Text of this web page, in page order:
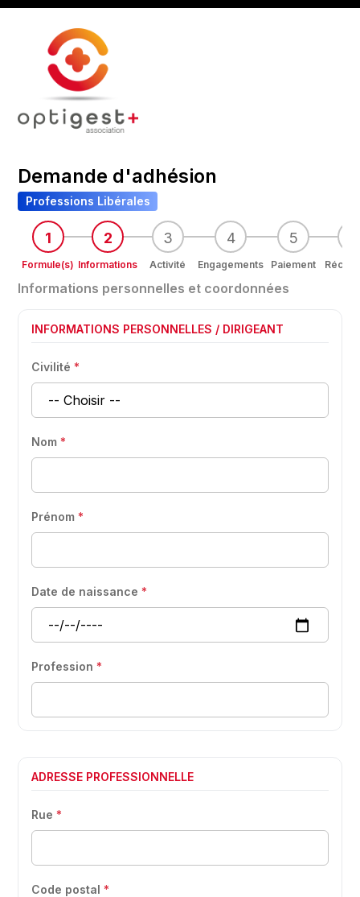
Demande d'adhésion
Professions Libérales
1
Formule(s)
2
Informations
3
Activité
4
Engagements
5
Paiement
Informations personnelles et coordonnées
INFORMATIONS PERSONNELLES / DIRIGEANT
Civilité*
Nom*
Prénom*
Date de naissance*
Profession*
ADRESSE PROFESSIONNELLE
Rue*
Code postal*